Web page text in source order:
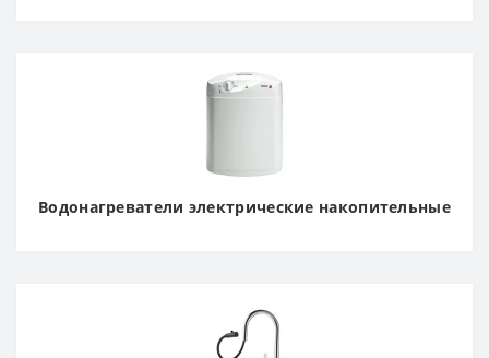
Водонагреватели электрические накопительные